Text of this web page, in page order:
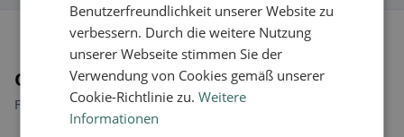
Orte in der Nähe
Finde den passenden Ort für deine Restaurantsuche.
Benutzerfreundlichkeit unserer Website zu
verbessern. Durch die weitere Nutzung
unserer Webseite stimmen Sie der
Verwendung von Cookies gemäß unserer
Cookie-Richtlinie zu.Weitere
Informationen